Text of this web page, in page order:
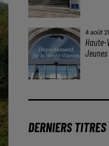
4 août
Haute-
DERNIERS TITRES